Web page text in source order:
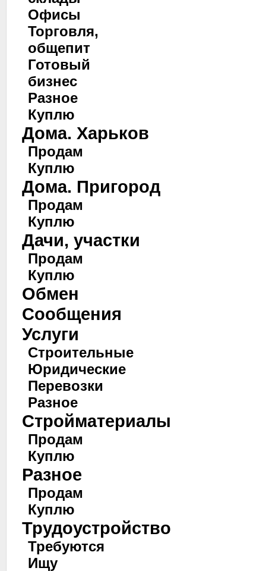
Офисы
Торговля,
общепит
Готовый
бизнес
Разное
Куплю
Дома. Харьков
Продам
Куплю
Дома. Пригород
Продам
Куплю
Дачи, участки
Продам
Куплю
Обмен
Сообщения
Услуги
Строительные
Юридические
Перевозки
Разное
Стройматериалы
Продам
Куплю
Разное
Продам
Куплю
Трудоустройство
Требуются
Ищу